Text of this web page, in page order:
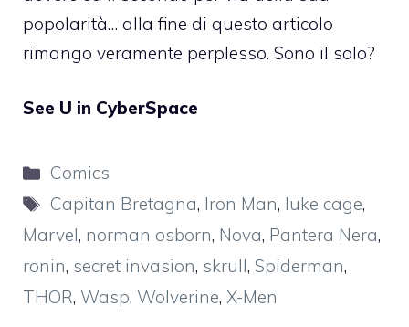
popolarità… alla fine di questo articolo
rimango veramente perplesso. Sono il solo?
See U in CyberSpace
Categorie
Comics
Tag
Capitan Bretagna, Iron Man, luke cage,
Marvel, norman osborn, Nova, Pantera Nera,
ronin, secret invasion, skrull, Spiderman,
THOR, Wasp, Wolverine, X-Men